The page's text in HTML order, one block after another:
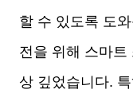
할 수 있도록 도
전을 위해 스마트
상 깊었습니다.